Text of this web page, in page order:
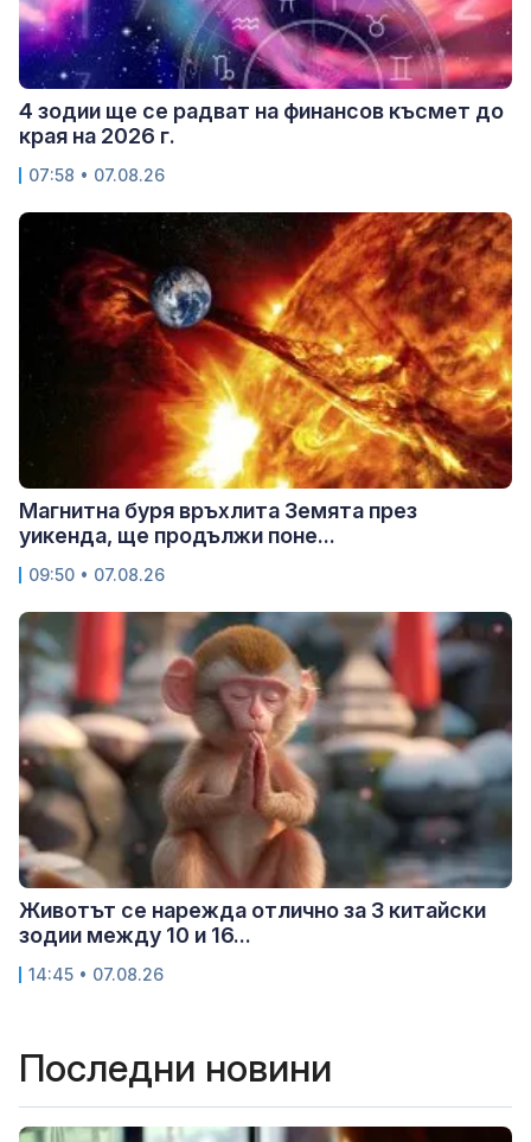
4 зодии ще се радват на финансов късмет до
края на 2026 г.
07:58 • 07.08.26
Магнитна буря връхлита Земята през
уикенда, ще продължи поне...
09:50 • 07.08.26
Животът се нарежда отлично за 3 китайски
зодии между 10 и 16...
14:45 • 07.08.26
Последни новини